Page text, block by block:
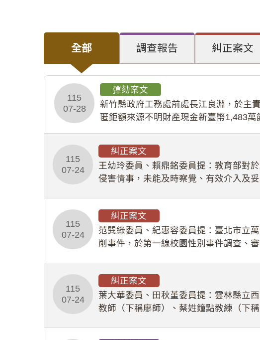
全部 調查報告 糾正案文
115
07-28
彈劾案文
新竹縣政府工務處前處長江良淵，於主
匿鉅額來源不明財產現金新臺幣1,483
115
07-24
糾正案文
王幼玲委員、賴鼎銘委員提：教育部對
侵害情事，未能及時察覺、有效介入及
115
07-24
糾正案文
范巽綠委員、紀惠容委員提：臺北市立
削事件，於第一線校園性別事件調查、
115
07-24
糾正案文
葉大華委員、田秋堇委員提：雲林縣立
教師（下稱廖師）、蔡姓鐘點教練（下